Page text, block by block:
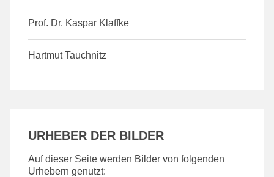
Prof. Dr. Kaspar Klaffke
Hartmut Tauchnitz
URHEBER DER BILDER
Auf dieser Seite werden Bilder von folgenden
Urhebern genutzt: